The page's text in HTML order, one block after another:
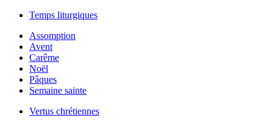
Temps liturgiques
Assomption
Avent
Carême
Noël
Pâques
Semaine sainte
Vertus chrétiennes